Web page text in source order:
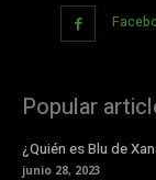
Popular
¿Quién es Blu de
junio 28, 2023